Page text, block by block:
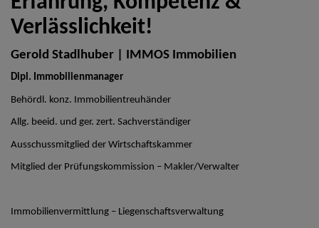
Verlässlichkeit!
Gerold Stadlhuber | IMMOS Immobilien
Dipl. Immobilienmanager
Behördl. konz. Immobilientreuhänder
Allg. beeid. und ger. zert. Sachverständiger
Ausschussmitglied der Wirtschaftskammer
Mitglied der Prüfungskommission – Makler/Verwalter
Immobilienvermittlung – Liegenschaftsverwaltung